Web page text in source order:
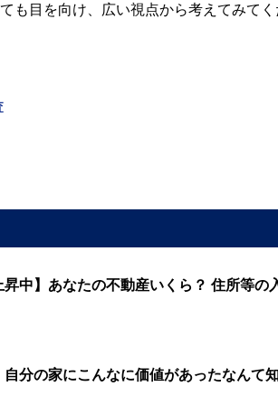
も目を向け、広い視点から考えてみてく
昇中】あなたの不動産いくら？ 住所等の
自分の家にこんなに価値があったなんて